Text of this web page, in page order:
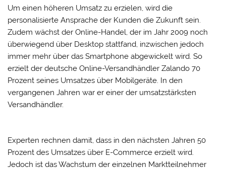
Um einen höheren Umsatz zu erzielen, wird die
personalisierte Ansprache der Kunden die Zukunft sein.
Zudem wächst der Online-Handel, der im Jahr 2009 noch
überwiegend über Desktop stattfand, inzwischen jedoch
immer mehr über das Smartphone abgewickelt wird. So
erzielt der deutsche Online-Versandhändler Zalando 70
Prozent seines Umsatzes über Mobilgeräte. In den
vergangenen Jahren war er einer der umsatzstärksten
Versandhändler.
Experten rechnen damit, dass in den nächsten Jahren 50
Prozent des Umsatzes über E-Commerce erzielt wird.
Jedoch ist das Wachstum der einzelnen Marktteilnehmer